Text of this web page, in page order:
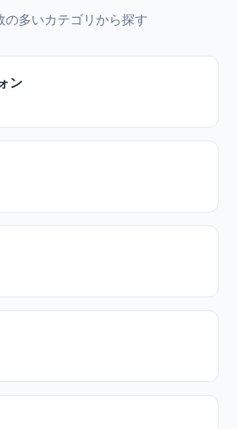
の多いカテゴリから探す
ン